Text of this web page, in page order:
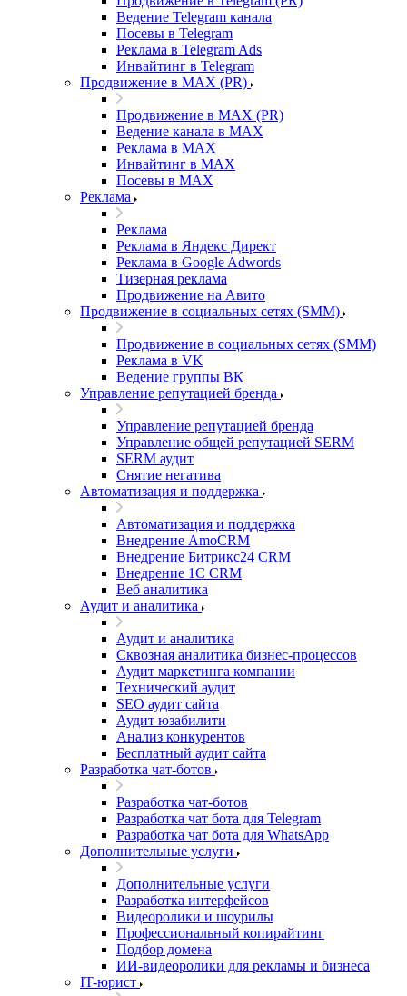
Ведение Telegram канала
Посевы в Telegram
Реклама в Telegram Ads
Инвайтинг в Telegram
Продвижение в MAX (PR)
Продвижение в MAX (PR)
Ведение канала в MAX
Реклама в MAX
Инвайтинг в MAX
Посевы в MAX
Реклама
Реклама
Реклама в Яндекс Директ
Реклама в Google Adwords
Тизерная реклама
Продвижение на Авито
Продвижение в социальных сетях (SMM)
Продвижение в социальных сетях (SMM)
Реклама в VK
Ведение группы ВК
Управление репутацией бренда
Управление репутацией бренда
Управление общей репутацией SERM
SERM аудит
Снятие негатива
Автоматизация и поддержка
Автоматизация и поддержка
Внедрение AmoCRM
Внедрение Битрикс24 CRM
Внедрение 1C CRM
Веб аналитика
Аудит и аналитика
Аудит и аналитика
Сквозная аналитика бизнес-процессов
Аудит маркетинга компании
Технический аудит
SEO аудит сайта
Аудит юзабилити
Анализ конкурентов
Бесплатный аудит сайта
Разработка чат-ботов
Разработка чат-ботов
Разработка чат бота для Telegram
Разработка чат бота для WhatsApp
Дополнительные услуги
Дополнительные услуги
Разработка интерфейсов
Видеоролики и шоурилы
Профессиональный копирайтинг
Подбор домена
ИИ-видеоролики для рекламы и бизнеса
IT-юрист